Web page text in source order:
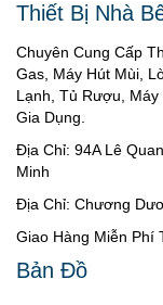
Thiết Bị Nhà
Chuyên Cung Cấp
Gas, Máy Hút Mùi,
Lạnh, Tủ Rượu, Máy
Gia Dụng.
Địa Chỉ: 94A Lê
Minh
Địa Chỉ: Chương
Giao Hàng Miễn Phí
Bản Đồ